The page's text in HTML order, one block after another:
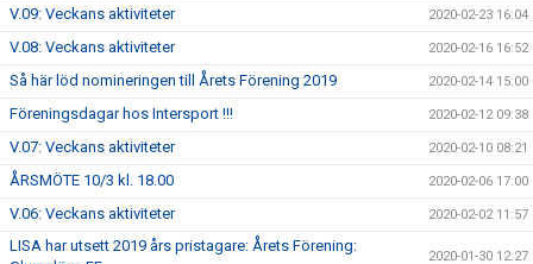
V.09: Veckans aktiviteter 2020-02-23 16:04
V.08: Veckans aktiviteter 2020-02-16 16:52
Så här löd nomineringen till Årets Förening 2019 2020-02-14 15:00
Föreningsdagar hos Intersport !!! 2020-02-12 09:38
V.07: Veckans aktiviteter 2020-02-10 08:21
ÅRSMÖTE 10/3 kl. 18.00 2020-02-06 17:00
V.06: Veckans aktiviteter 2020-02-02 11:57
LISA har utsett 2019 års pristagare: Årets Förening:
2020-01-30 12:27